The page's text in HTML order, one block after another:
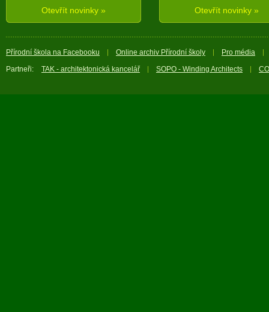
Otevřít novinky »
Otevřít novinky »
Přírodní škola na Facebooku Online archiv Přírodní školy
Pro média
Partneři:
TAK - architektonická kancelář SOPO - Winding Architects